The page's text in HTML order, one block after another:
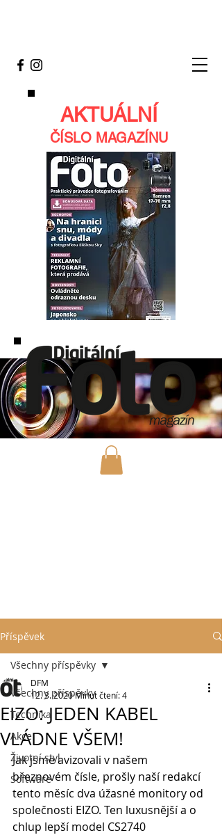
AKTUÁLNÍ
ČÍSLO MAGAZÍNU
Příspěvek
Všechny příspěvky
Technika
Akce
Životní styl
Software
Všechny příspěvky
EIZO: JEDEN KABEL
VLÁDNE VŠEM!
DFM
12. 3. 2020 Minut čtení: 4
Jak jsme avizovali v našem
březnovém čísle, prošly naší redakcí
tento měsíc dva úžasné monitory od
společnosti EIZO. Ten luxusnější a o
chlup lepší model CS2740